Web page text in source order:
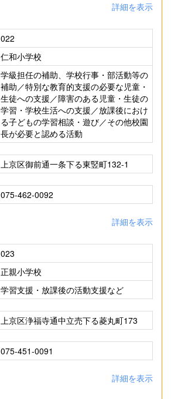
詳細を表示
022
仁和小学校
学級担任の補助、学校行事・部活動等の
補助／特別な教育的支援の必要な児童・
生徒への支援／障害のある児童・生徒の
学習・学校生活への支援／放課後におけ
る子どもの学習相談・遊び／その他校園
長が必要と認める活動
上京区御前通一条下る東竪町132-1
075-462-0092
詳細を表示
023
正親小学校
学習支援・放課後の活動支援など
上京区浄福寺通中立売下る菱丸町173
075-451-0091
詳細を表示